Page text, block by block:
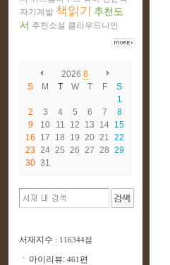
자기계발 책읽기 추천도
서 추천소설 클라우드나인
2026 8
S
M T W T F
S
1
2
3 4 5 6 7
8
9
10 11 12 13 14 15
16
17 18 19 20 21 22
23 24 25 26 27 28 29
30 31
서재지수 : 116344점
마이리뷰: 461편